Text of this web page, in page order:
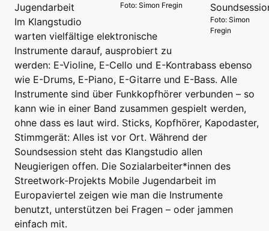
Foto: Simon
Fregin
Foto: Simon Fregin
Jugendarbeit
Im Klangstudio
warten vielfältige elektronische
Instrumente darauf, ausprobiert zu
werden: E-Violine, E-Cello und E-Kontrabass ebenso
wie E-Drums, E-Piano, E-Gitarre und E-Bass. Alle
Instrumente sind über Funkkopfhörer verbunden – so
kann wie in einer Band zusammen gespielt werden,
ohne dass es laut wird. Sticks, Kopfhörer, Kapodaster,
Stimmgerät: Alles ist vor Ort. Während der
Soundsession steht das Klangstudio allen
Neugierigen offen. Die Sozialarbeiter*innen des
Streetwork-Projekts Mobile Jugendarbeit im
Europaviertel zeigen wie man die Instrumente
benutzt, unterstützen bei Fragen – oder jammen
einfach mit.